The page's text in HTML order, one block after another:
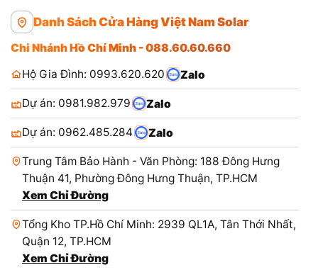
Danh Sách Cửa Hàng Việt Nam Solar
Chi Nhánh Hồ Chí Minh - 088.60.60.660
Hộ Gia Đình: 0993.620.620
Zalo
Dự án: 0981.982.979 Zalo
Dự án: 0962.485.284 Zalo
Trung Tâm Bảo Hành - Văn Phòng: 188 Đông Hưng
Thuận 41, Phường Đông Hưng Thuận, TP.HCM
Xem Chỉ Đường
Tổng Kho TP.Hồ Chí Minh: 2939 QL1A, Tân Thới Nhất,
Quận 12, TP.HCM
Xem Chỉ Đường